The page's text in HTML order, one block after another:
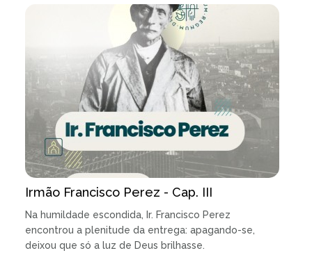
Irmão Francisco Perez - Cap. III
Na humildade escondida, Ir. Francisco Perez
encontrou a plenitude da entrega: apagando-se,
deixou que só a luz de Deus brilhasse.